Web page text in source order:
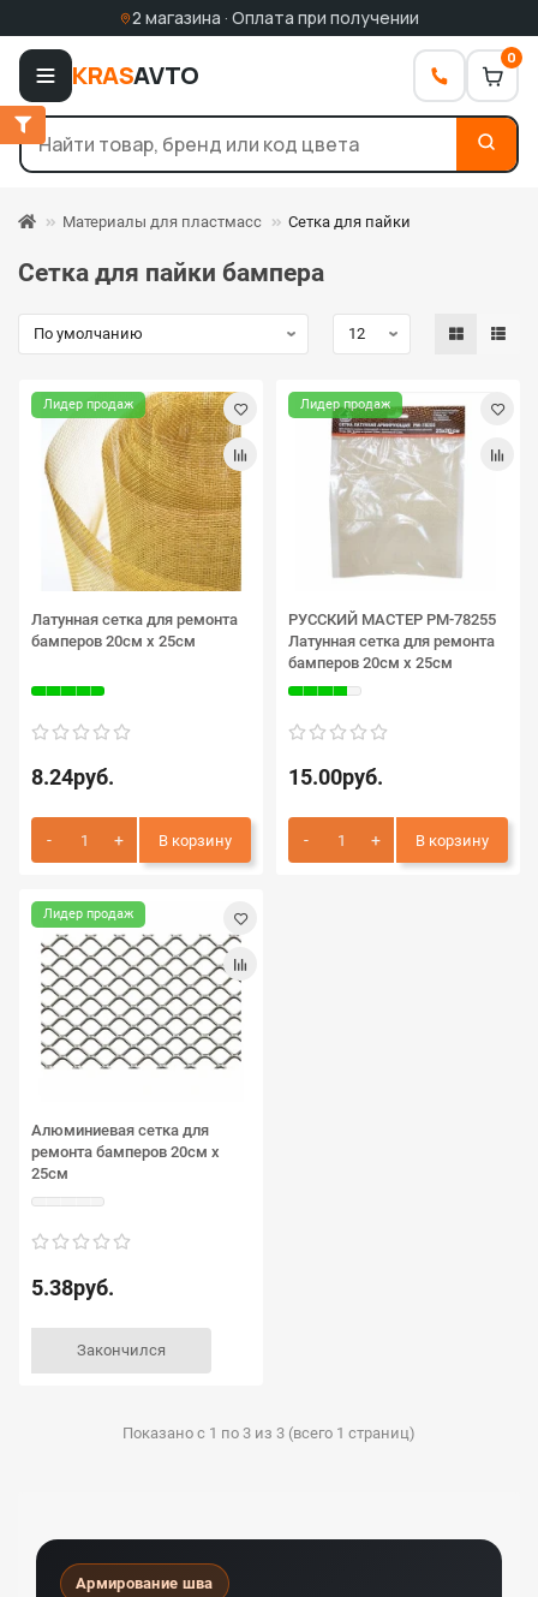
2 магазина · Оплата при получении
KRASAVTO
0
Материалы для пластмасс Сетка для пайки
Сетка для пайки бампера
Лидер продаж
Латунная cетка для ремонта
бамперов 20см х 25см
8.24руб.
В корзину
Лидер продаж
РУССКИЙ МАСТЕР РМ-78255
Латунная cетка для ремонта
бамперов 20см х 25см
15.00руб.
В корзину
Лидер продаж
Алюминиевая cетка для
ремонта бамперов 20см х
25см
5.38руб.
Закончился
Показано с 1 по 3 из 3 (всего 1 страниц)
Армирование шва